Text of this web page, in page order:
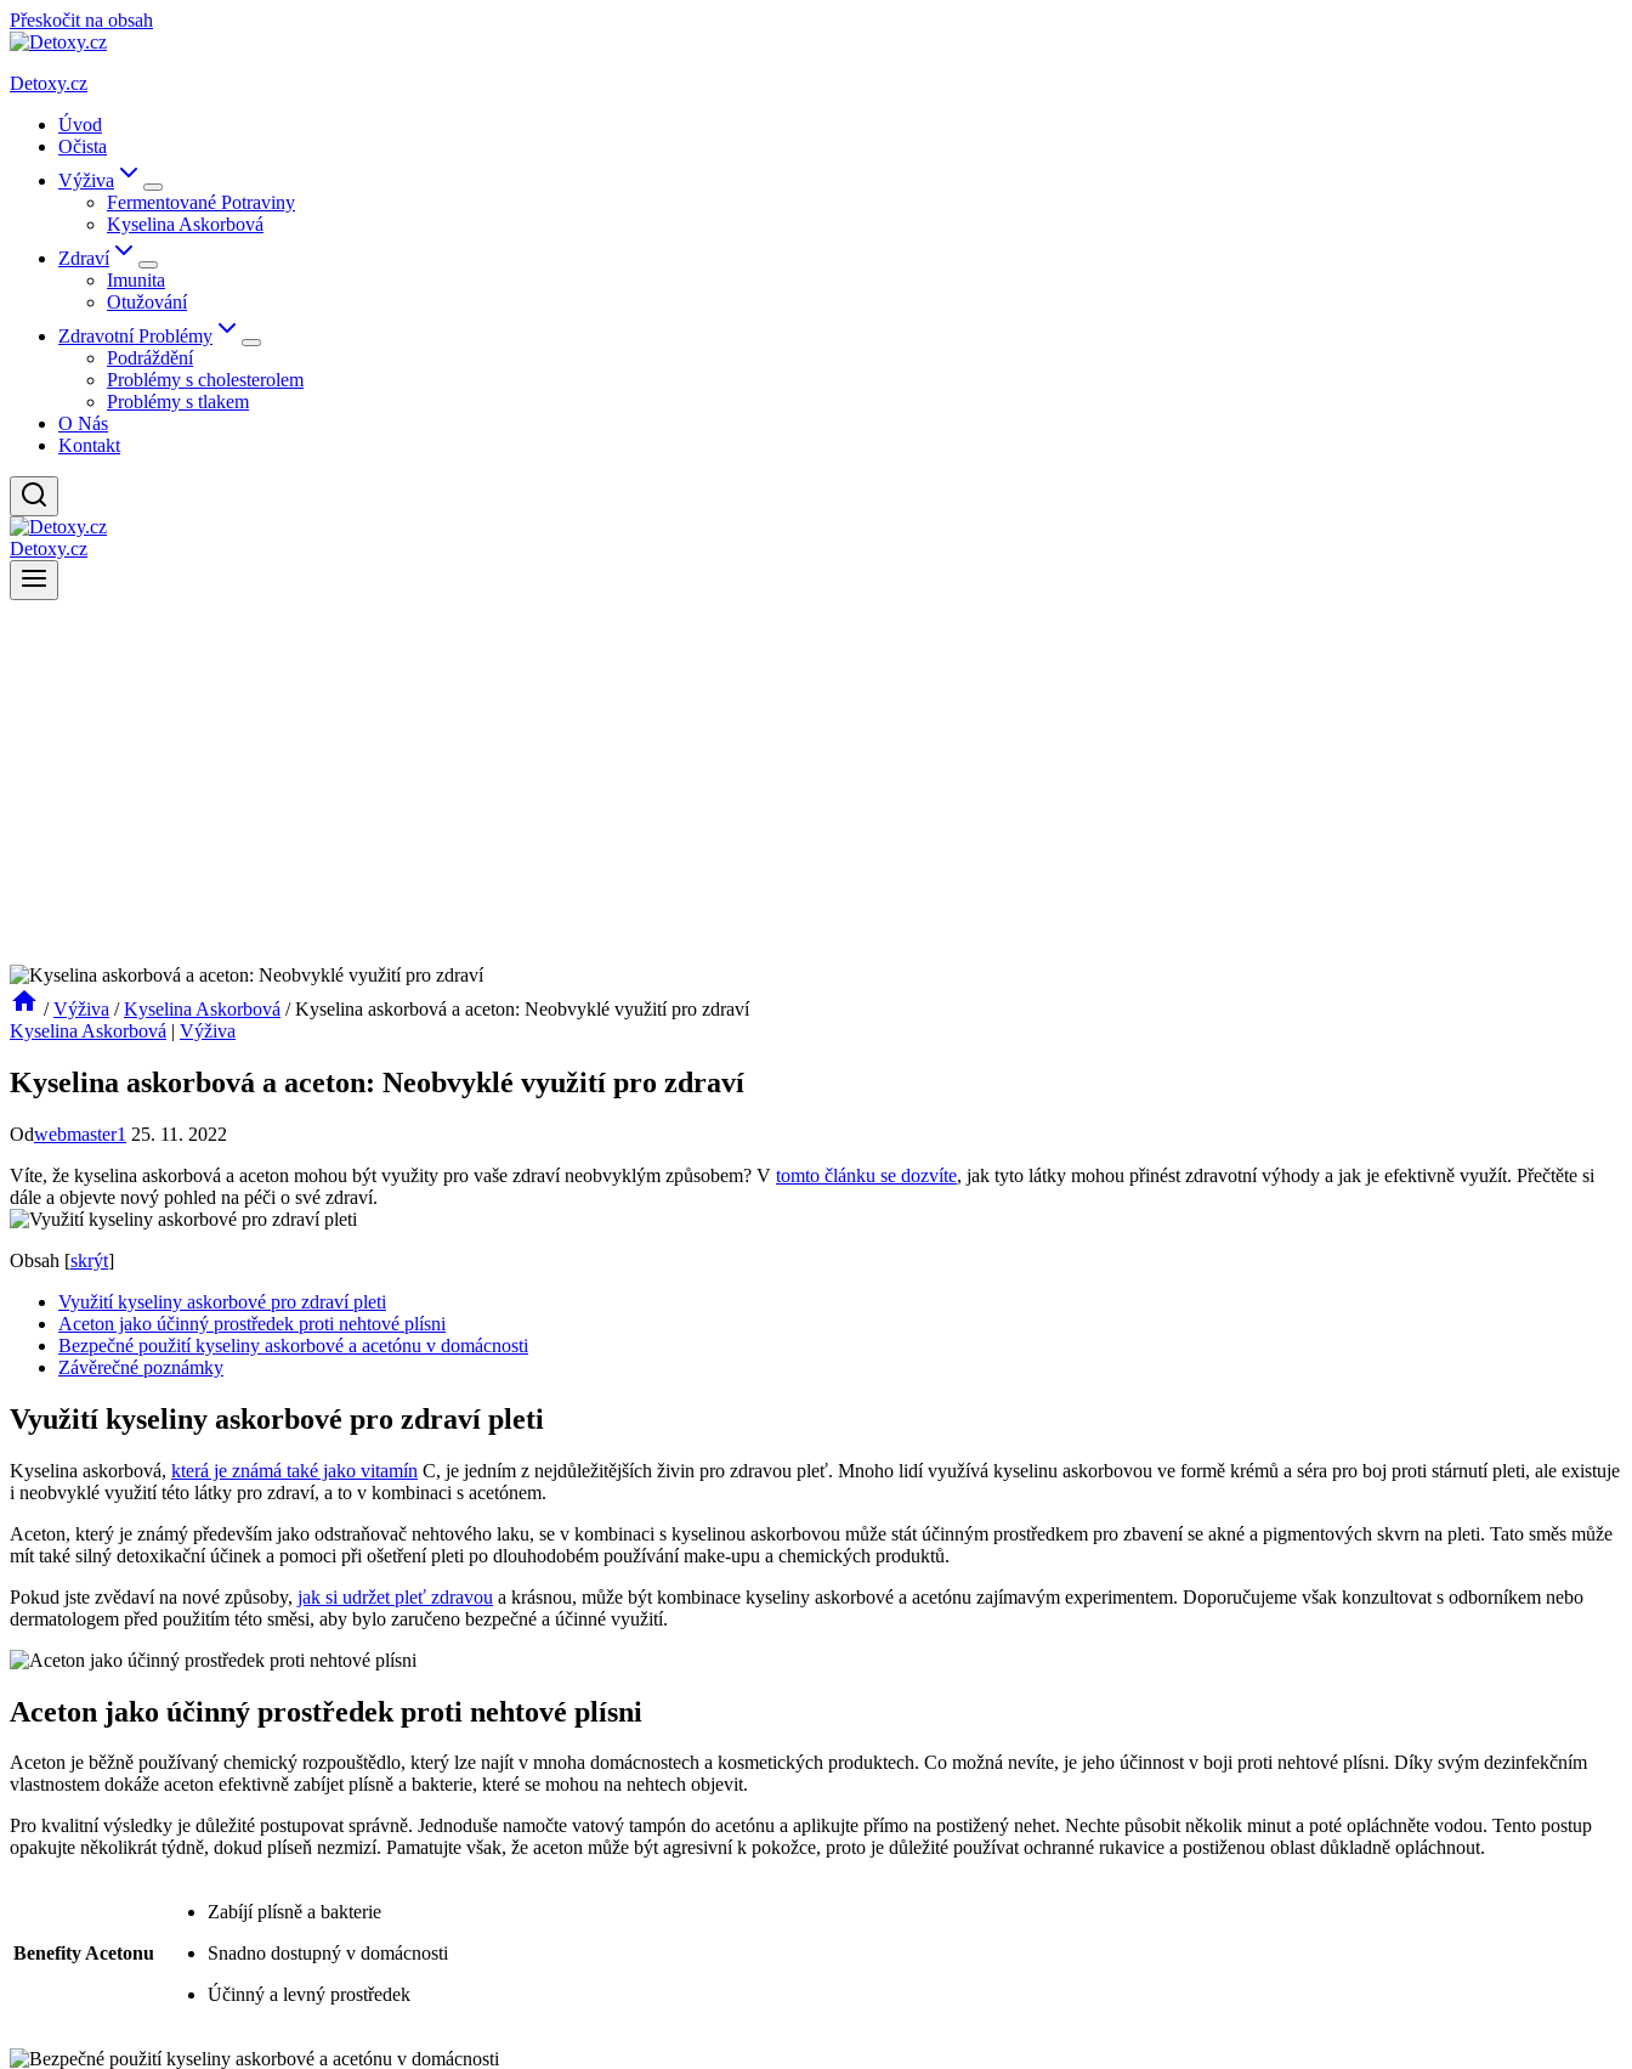
Přeskočit na obsah
Detoxy.cz
Úvod
Očista
Výživa
Fermentované Potraviny
Kyselina Askorbová
Zdraví
Imunita
Otužování
Zdravotní Problémy
Podráždění
Problémy s cholesterolem
Problémy s tlakem
O Nás
Kontakt
Detoxy.cz
/ Výživa / Kyselina Askorbová / Kyselina askorbová a aceton: Neobvyklé využití pro zdraví
Kyselina Askorbová | Výživa
Kyselina askorbová a aceton: Neobvyklé využití pro zdraví
Odwebmaster1 25. 11. 2022
Víte, že kyselina askorbová a aceton mohou být využity pro vaše zdraví neobvyklým způsobem? V tomto článku se dozvíte, jak tyto látky mohou přinést zdravotní výhody a jak je efektivně využít. Přečtěte si
dále a objevte nový pohled na péči o své zdraví.
Obsah [skrýt]
Využití kyseliny askorbové pro zdraví pleti
Aceton jako účinný prostředek proti nehtové plísni
Bezpečné použití kyseliny askorbové a acetónu v domácnosti
Závěrečné poznámky
Využití kyseliny askorbové pro zdraví pleti
Kyselina askorbová, která je známá také jako vitamín C, je jedním z nejdůležitějších živin pro zdravou pleť. Mnoho lidí využívá kyselinu askorbovou ve formě krémů a séra pro boj proti stárnutí pleti, ale existuje
i neobvyklé využití této látky pro zdraví, a to v kombinaci s acetónem.
Aceton, který je známý především jako odstraňovač nehtového laku, se v kombinaci s kyselinou askorbovou může stát účinným prostředkem pro zbavení se akné a pigmentových skvrn na pleti. Tato směs může
mít také silný detoxikační účinek a pomoci při ošetření pleti po dlouhodobém používání make-upu a chemických produktů.
Pokud jste zvědaví na nové způsoby, jak si udržet pleť zdravou a krásnou, může být kombinace kyseliny askorbové a acetónu zajímavým experimentem. Doporučujeme však konzultovat s odborníkem nebo
dermatologem před použitím této směsi, aby bylo zaručeno bezpečné a účinné využití.
Aceton jako účinný prostředek proti nehtové plísni
Aceton je běžně používaný chemický rozpouštědlo, který lze najít v mnoha domácnostech a kosmetických produktech. Co možná nevíte, je jeho účinnost v boji proti nehtové plísni. Díky svým dezinfekčním
vlastnostem dokáže aceton efektivně zabíjet plísně a bakterie, které se mohou na nehtech objevit.
Pro kvalitní výsledky je důležité postupovat správně. Jednoduše namočte vatový tampón do acetónu a aplikujte přímo na postižený nehet. Nechte působit několik minut a poté opláchněte vodou. Tento postup
opakujte několikrát týdně, dokud plíseň nezmizí. Pamatujte však, že aceton může být agresivní k pokožce, proto je důležité používat ochranné rukavice a postiženou oblast důkladně opláchnout.
Benefity Acetonu
Zabíjí plísně a bakterie
Snadno dostupný v domácnosti
Účinný a levný prostředek